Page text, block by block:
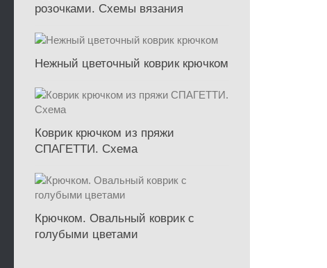
розочками. Схемы вязания
Нежный цветочный коврик крючком
Коврик крючком из пряжи
СПАГЕТТИ. Схема
Крючком. Овальный коврик с
голубыми цветами